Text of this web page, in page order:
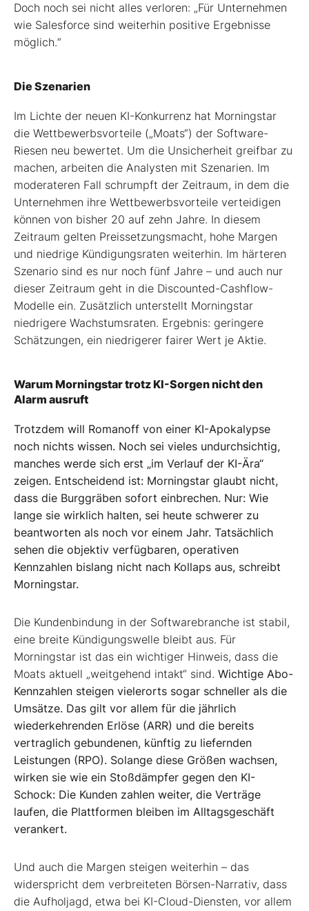
Doch noch sei nicht alles verloren: „Für Unternehmen
wie Salesforce sind weiterhin positive Ergebnisse
möglich.“
Die Szenarien
Im Lichte der neuen KI-Konkurrenz hat Morningstar
die Wettbewerbsvorteile („Moats“) der Software-
Riesen neu bewertet. Um die Unsicherheit greifbar zu
machen, arbeiten die Analysten mit Szenarien. Im
moderateren Fall schrumpft der Zeitraum, in dem die
Unternehmen ihre Wettbewerbsvorteile verteidigen
können von bisher 20 auf zehn Jahre. In diesem
Zeitraum gelten Preissetzungsmacht, hohe Margen
und niedrige Kündigungsraten weiterhin. Im härteren
Szenario sind es nur noch fünf Jahre – und auch nur
dieser Zeitraum geht in die Discounted-Cashflow-
Modelle ein. Zusätzlich unterstellt Morningstar
niedrigere Wachstumsraten. Ergebnis: geringere
Schätzungen, ein niedrigerer fairer Wert je Aktie.
Warum Morningstar trotz KI-Sorgen nicht den
Alarm ausruft
Trotzdem will Romanoff von einer KI-Apokalypse
noch nichts wissen. Noch sei vieles undurchsichtig,
manches werde sich erst „im Verlauf der KI-Ära“
zeigen. Entscheidend ist: Morningstar glaubt nicht,
dass die Burggräben sofort einbrechen. Nur: Wie
lange sie wirklich halten, sei heute schwerer zu
beantworten als noch vor einem Jahr. Tatsächlich
sehen die objektiv verfügbaren, operativen
Kennzahlen bislang nicht nach Kollaps aus, schreibt
Morningstar.
Die Kundenbindung in der Softwarebranche ist stabil,
eine breite Kündigungswelle bleibt aus. Für
Morningstar ist das ein wichtiger Hinweis, dass die
Moats aktuell „weitgehend intakt“ sind. Wichtige Abo-
Kennzahlen steigen vielerorts sogar schneller als die
Umsätze. Das gilt vor allem für die jährlich
wiederkehrenden Erlöse (ARR) und die bereits
vertraglich gebundenen, künftig zu liefernden
Leistungen (RPO). Solange diese Größen wachsen,
wirken sie wie ein Stoßdämpfer gegen den KI-
Schock: Die Kunden zahlen weiter, die Verträge
laufen, die Plattformen bleiben im Alltagsgeschäft
verankert.
Und auch die Margen steigen weiterhin – das
widerspricht dem verbreiteten Börsen-Narrativ, dass
die Aufholjagd, etwa bei KI-Cloud-Diensten, vor allem